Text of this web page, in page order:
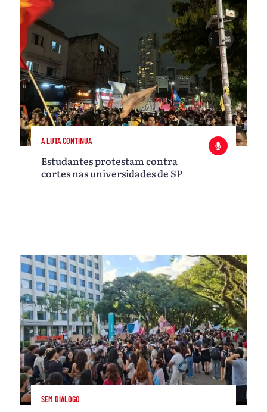
A LUTA CONTINUA
Estudantes protestam contra
cortes nas universidades de SP
SEM DIÁLOGO